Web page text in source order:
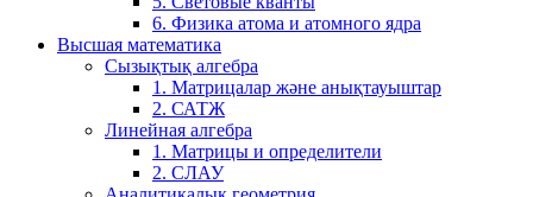
6. Физика атома и атомного ядра
Высшая математика
Сызықтық алгебра
1. Матрицалар және анықтауыштар
2. САТЖ
Линейная алгебра
1. Матрицы и определители
2. СЛАУ